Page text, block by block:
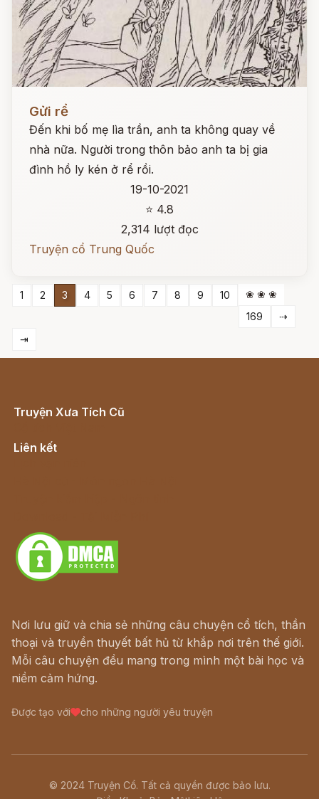
Gửi rể
Đến khi bố mẹ lìa trần, anh ta không quay về
nhà nữa. Người trong thôn bảo anh ta bị gia
đình hồ ly kén ở rể rồi.
19-10-2021
⭐ 4.8
2,314 lượt đọc
Truyện cổ Trung Quốc
1 2 3 4 5 6 7 8 9 10
❀ ❀ ❀
169
⇢
⇥
Truyện Xưa Tích Cũ
Liên kết
Nơi lưu giữ và chia sẻ những câu chuyện cổ tích, thần
thoại và truyền thuyết bất hủ từ khắp nơi trên thế giới.
Mỗi câu chuyện đều mang trong mình một bài học và
niềm cảm hứng.
Được tạo với cho những người yêu truyện
© 2024 Truyện Cổ. Tất cả quyền được bảo lưu.